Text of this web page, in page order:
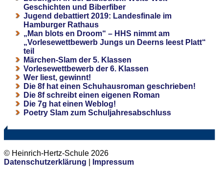
Geschichten und Biberfiber
Jugend debattiert 2019: Landesfinale im
Hamburger Rathaus
„Man blots en Droom“ – HHS nimmt am
„Vorlesewettbewerb Jungs un Deerns leest Platt“
teil
Märchen-Slam der 5. Klassen
Vorlesewettbewerb der 6. Klassen
Wer liest, gewinnt!
Die 8f hat einen Schuhausroman geschrieben!
Die 8f schreibt einen eigenen Roman
Die 7g hat einen Weblog!
Poetry Slam zum Schuljahresabschluss
© Heinrich-Hertz-Schule 2026
Datenschutzerklärung
Impressum